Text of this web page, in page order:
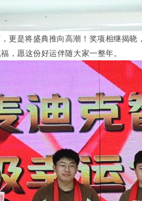
更是将盛典推向高潮！奖项相继揭
，愿这份好运伴随大家一整年。